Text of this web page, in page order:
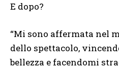
E dopo?
“Mi sono affermata nel
dello spettacolo,
bellezza e facendomi